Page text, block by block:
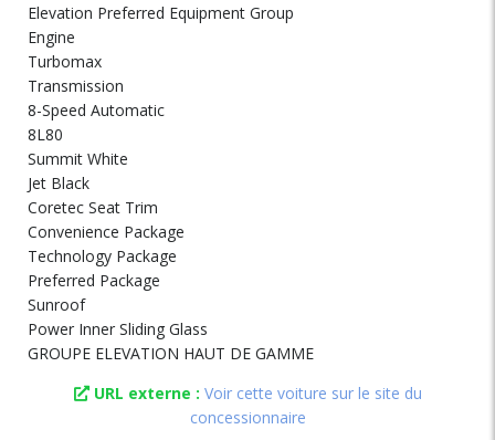
Elevation Preferred Equipment Group
Engine
Turbomax
Transmission
8-Speed Automatic
8L80
Summit White
Jet Black
Coretec Seat Trim
Convenience Package
Technology Package
Preferred Package
Sunroof
Power Inner Sliding Glass
GROUPE ELEVATION HAUT DE GAMME
URL externe : Voir cette voiture sur le site du
concessionnaire